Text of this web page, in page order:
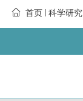
首页 科学研究